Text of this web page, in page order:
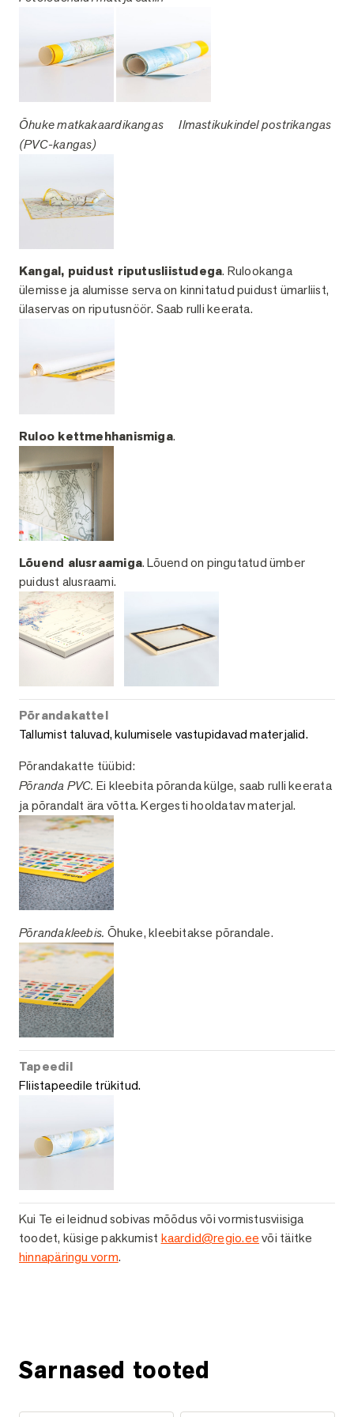
Õhuke matkakaardikangasIlmastikukindel postrikangas
(PVC-kangas)
Kangal, puidust riputusliistudega. Rulookanga
ülemisse ja alumisse serva on kinnitatud puidust ümarliist,
ülaservas on riputusnöör. Saab rulli keerata.
Ruloo kettmehhanismiga.
Lõuend alusraamiga. Lõuend on pingutatud ümber
puidust alusraami.
Põrandakattel
Tallumist taluvad, kulumisele vastupidavad materjalid.
Põrandakatte tüübid:
Põranda PVC. Ei kleebita põranda külge, saab rulli keerata
ja põrandalt ära võtta. Kergesti hooldatav materjal.
Põrandakleebis. Õhuke, kleebitakse põrandale.
Tapeedil
Fliistapeedile trükitud.
Kui Te ei leidnud sobivas mõõdus või vormistusviisiga
toodet, küsige pakkumist kaardid@regio.eevõi täitke
hinnapäringu vorm.
Sarnased tooted